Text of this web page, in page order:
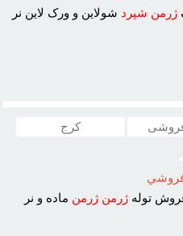
ژرمن شپرد شولاين و ورک لاين نر
کرج
تولهژرمن ژرمن ماده و نر